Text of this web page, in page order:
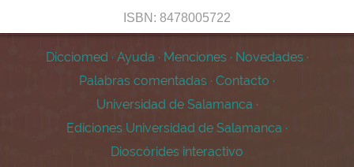
ISBN: 8478005722
Dicciomed · Ayuda · Menciones · Novedades ·
Palabras comentadas · Contacto ·
Universidad de Salamanca ·
Ediciones Universidad de Salamanca ·
Dioscórides interactivo